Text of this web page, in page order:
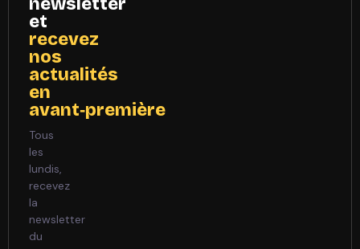
newsletter
et
recevez
nos
actualités
en
avant‑première
Tous
les
lundis,
recevez
la
newsletter
du